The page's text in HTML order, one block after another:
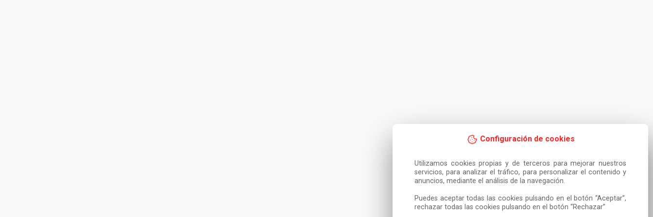
Configuración de cookies
Utilizamos cookies propias y de terceros para mejorar nuestros
servicios, para analizar el tráfico, para personalizar el contenido y
anuncios, mediante el análisis de la navegación.
Puedes aceptar todas las cookies pulsando en el botón “Aceptar”,
rechazar todas las cookies pulsando en el botón “Rechazar”